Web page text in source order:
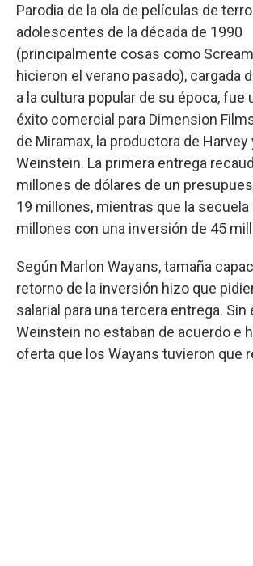
Parodia de la ola de películas de
adolescentes de la década de 1990
(principalmente cosas como
hicieron el verano pasado), cargada
a la cultura popular de su época, fue
éxito comercial para Dimension
de Miramax, la productora de Harvey
Weinstein. La primera entrega
millones de dólares de un
19 millones, mientras que la secuela
millones con una inversión de 45
Según Marlon Wayans, tamaña
retorno de la inversión hizo que
salarial para una tercera entrega. Sin
Weinstein no estaban de acuerdo e
oferta que los Wayans tuvieron que